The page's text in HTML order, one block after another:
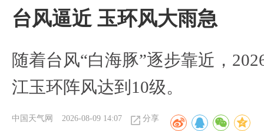
台风逼近 玉环风大雨急
随着台风“白海豚”逐步靠近，
江玉环阵风达到10级。
中国天气网 2026-08-09 14:07 分享